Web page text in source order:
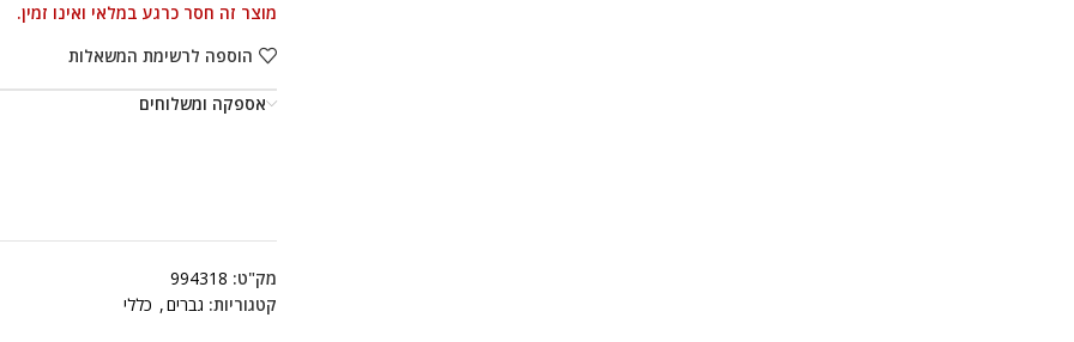
מוצר זה חסר כרגע במלאי ואינו זמין.
הוספה לרשימת המשאלות
אספקה ומשלוחים
מק"ט: 994318
קטגוריות: גברים, כללי